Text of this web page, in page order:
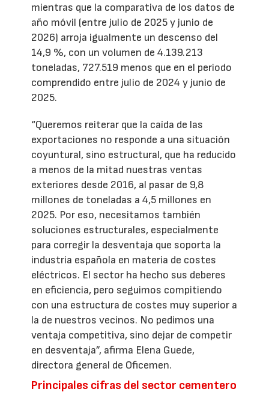
mientras que la comparativa de los datos de
año móvil (entre julio de 2025 y junio de
2026) arroja igualmente un descenso del
14,9 %, con un volumen de 4.139.213
toneladas, 727.519 menos que en el periodo
comprendido entre julio de 2024 y junio de
2025.
“Queremos reiterar que la caída de las
exportaciones no responde a una situación
coyuntural, sino estructural, que ha reducido
a menos de la mitad nuestras ventas
exteriores desde 2016, al pasar de 9,8
millones de toneladas a 4,5 millones en
2025. Por eso, necesitamos también
soluciones estructurales, especialmente
para corregir la desventaja que soporta la
industria española en materia de costes
eléctricos. El sector ha hecho sus deberes
en eficiencia, pero seguimos compitiendo
con una estructura de costes muy superior a
la de nuestros vecinos. No pedimos una
ventaja competitiva, sino dejar de competir
en desventaja”, afirma Elena Guede,
directora general de Oficemen.
Principales cifras del sector cementero